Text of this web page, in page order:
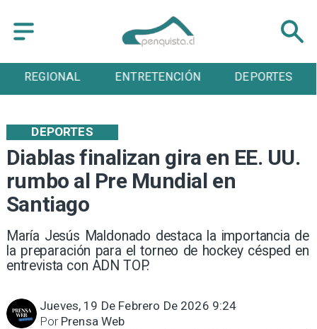
ENTRETENCIÓN DEPORTES CULTURA
Diablas finalizan gira en EE. UU.
rumbo al Pre Mundial en
Santiago
María Jesús Maldonado destaca la importancia de
la preparación para el torneo de hockey césped en
entrevista con ADN TOP.
DEPORTES
Jueves, 19 De Febrero De 2026 9:24
Prensa Web
Por